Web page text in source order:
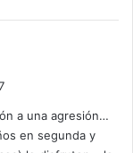
a una agresión…
en segunda y